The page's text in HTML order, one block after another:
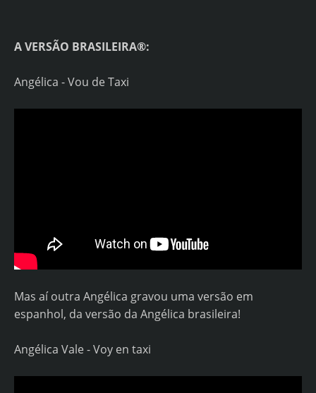
A VERSÃO BRASILEIRA®:
Angélica - Vou de Taxi
Mas aí outra Angélica gravou uma versão em
espanhol, da versão da Angélica brasileira!
Angélica Vale - Voy en taxi